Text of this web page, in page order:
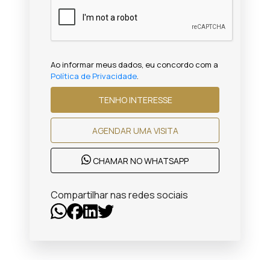
Ao informar meus dados, eu concordo com a
Política de Privacidade.
TENHO INTERESSE
AGENDAR UMA VISITA
CHAMAR NO WHATSAPP
Compartilhar nas redes sociais